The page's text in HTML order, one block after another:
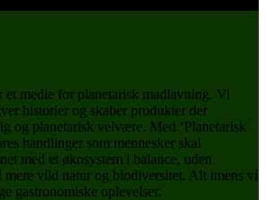
et medie for planetarisk madlavning. Vi
historier og skaber produkter der
og planetarisk velvære. Med ‘Planetarisk
handlinger som mennesker skal
med et økosystem i balance, uden
mere vild natur og biodiversitet. Alt imens vi
gastronomiske oplevelser.